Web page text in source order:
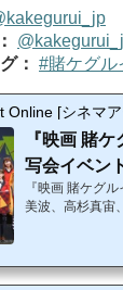
： #賭ケグル
Online [シネマ
『映画 賭
写会イベン
『映画 賭ケグ
美波、高杉真宙
ER」（スクウ